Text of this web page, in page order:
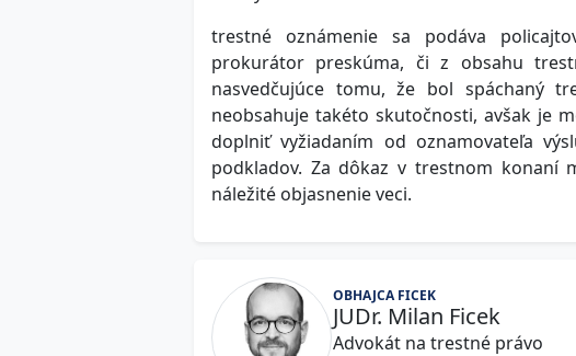
trestné oznámenie sa podáva
prokurátor preskúma, či z obsahu
nasvedčujúce tomu, že bol spáchaný
neobsahuje takéto skutočnosti, avšak je
doplniť vyžiadaním od oznamovateľa
podkladov. Za dôkaz v trestnom konaní
náležité objasnenie veci.
OBHAJCA FICEK
JUDr. Milan Ficek
Advokát na trestné právo